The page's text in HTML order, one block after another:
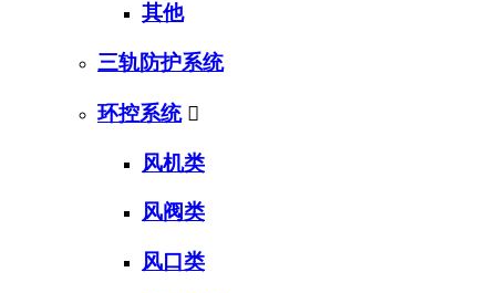
其他
三轨防护系统
环控系统 
风机类
风阀类
风口类